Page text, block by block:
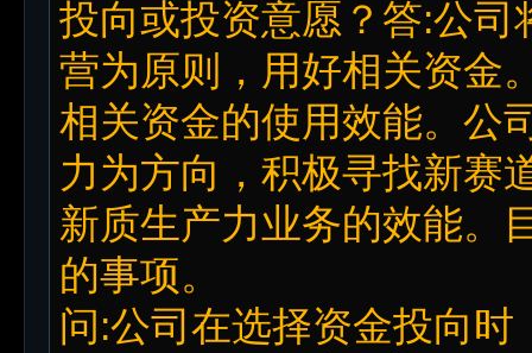
投向或投资意愿？答:公
营为原则，用好相关资金
相关资金的使用效能。公
力为方向，积极寻找新赛
新质生产力业务的效能。
的事项。
问:公司在选择资金投向